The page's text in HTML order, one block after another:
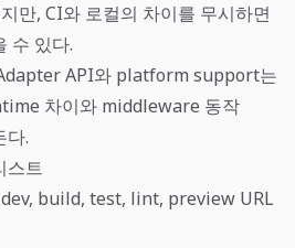
만, CI와 로컬의 차이를 무시하면
수 있다.
API와 platform support는
차이와 middleware 동작
다.
스트
build, test, lint, preview URL